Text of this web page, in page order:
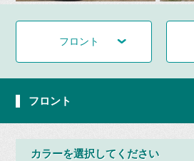
フロント
フロント
カラーを選択してください